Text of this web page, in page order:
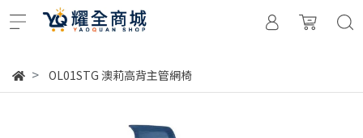
OL01STG 澳莉高背主管網椅